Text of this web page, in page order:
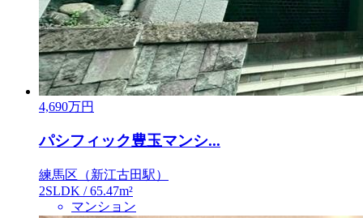
4,690万円
パシフィック豊玉マンシ...
練馬区（新江古田駅）
2SLDK / 65.47m²
マンション